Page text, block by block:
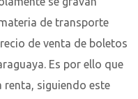
de transporte
de venta de boletos
Es por ello que
renta, siguiendo este